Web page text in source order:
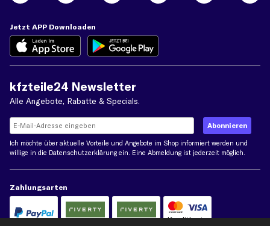
Jetzt APP Downloaden
kfzteile24 Newsletter
Alle Angebote, Rabatte & Specials.
Ich möchte über aktuelle Vorteile und Angebote im Shop informiert werden und
willige in die Datenschutzerklärung ein. Eine Abmeldung ist jederzeit möglich.
Zahlungsarten
Kreditkarte